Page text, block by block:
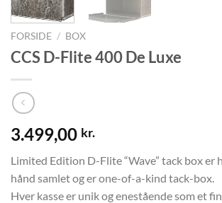
FORSIDE / BOX
CCS D-Flite 400 De Luxe
3.499,00 kr.
Limited Edition D-Flite “Wave” tack box er
hånd samlet og er one-of-a-kind tack-box.
Hver kasse er unik og enestående som et